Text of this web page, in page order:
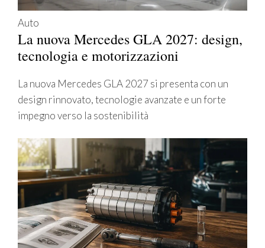
Auto
La nuova Mercedes GLA 2027: design,
tecnologia e motorizzazioni
La nuova Mercedes GLA 2027 si presenta con un
design rinnovato, tecnologie avanzate e un forte
impegno verso la sostenibilità